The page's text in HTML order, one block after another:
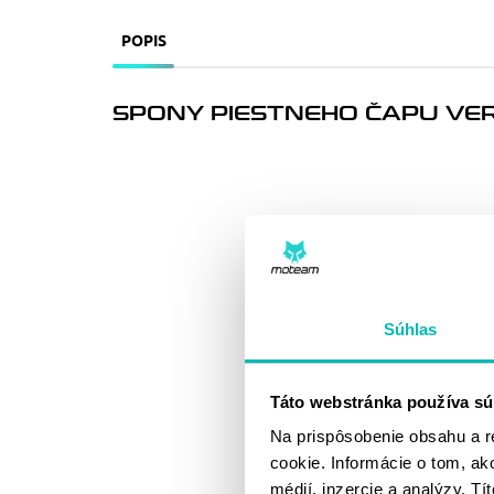
Súhlas
Táto webstránka používa
Na prispôsobenie obsahu a
cookie. Informácie o tom,
médií, inzercie a analýzy.
POPIS
SPONY PIESTNEHO ČAPU